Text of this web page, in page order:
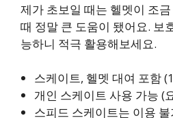
제가 초보일 때는 헬멧이 조
때 정말 큰 도움이 됐어요. 보
능하니 적극 활용해보세요.
스케이트, 헬멧 대여 포함
개인 스케이트 사용 가능 (
스피드 스케이트는 이용